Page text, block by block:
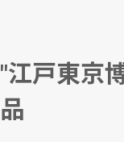
"江戸東京
品